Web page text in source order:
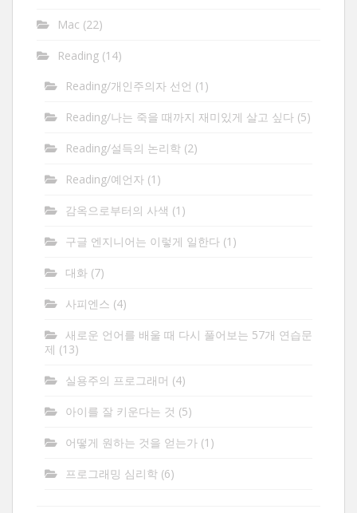
Mac (22)
Reading (14)
Reading/개인주의자 선언 (1)
Reading/나는 죽을 때까지 재미있게 살고 싶다 (5)
Reading/설득의 논리학 (2)
Reading/예언자 (1)
감옥으로부터의 사색 (1)
구글 엔지니어는 이렇게 일한다 (1)
대화 (7)
사피엔스 (4)
새로운 언어를 배울 때 다시 풀어보는 57개 연습문
제 (13)
실용주의 프로그래머 (4)
아이를 잘 키운다는 것 (5)
어떻게 원하는 것을 얻는가 (1)
프로그래밍 심리학 (6)